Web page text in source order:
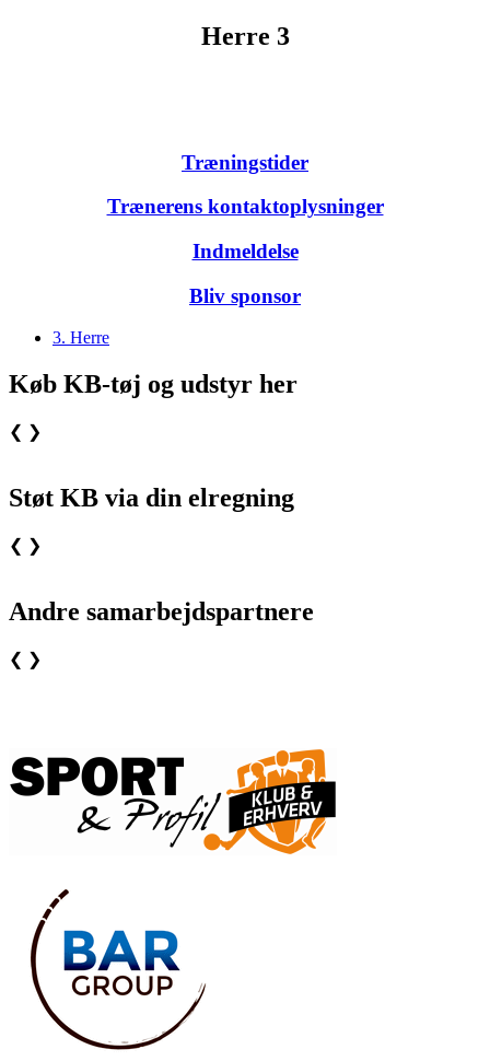
Herre 3
Træningstider
Trænerens kontaktoplysninger
Indmeldelse
Bliv sponsor
3. Herre
Køb KB-tøj og udstyr her
❮ ❯
Støt KB via din elregning
❮ ❯
Andre samarbejdspartnere
❮ ❯